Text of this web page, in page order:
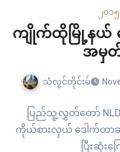
၂၀၁
ကျိုက်ထိုမြို့နယ်
အမှ
သံလွင်တိုင်းမ်
ပြည်သူ့လွှတ်တော် NLD –
ကိုယ်စားလှယ် ဒေါက်တာ
ပြီးဆုံး